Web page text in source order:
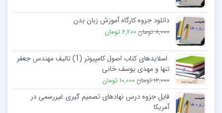
دانلود جزوه کارگاه آموزش زبان بدن
8,000 تومان 6,200 تومان
اسلایدهای کتاب اصول کامپیوتر (1) تالیف مهندس جعفر
تنها و مهدی یوسف خانی
12,000 تومان 10,000 تومان
فایل جزوه درس نهادهای تصمیم گیری غیررسمی در
آمریکا